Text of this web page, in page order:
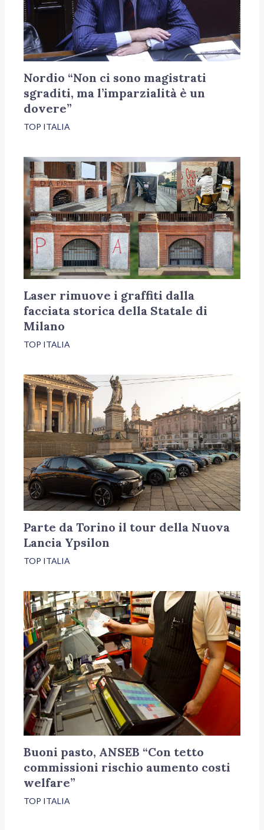
Nordio “Non ci sono magistrati
sgraditi, ma l’imparzialità è un
dovere”
TOP ITALIA
Laser rimuove i graffiti dalla
facciata storica della Statale di
Milano
TOP ITALIA
Parte da Torino il tour della Nuova
Lancia Ypsilon
TOP ITALIA
Buoni pasto, ANSEB “Con tetto
commissioni rischio aumento costi
welfare”
TOP ITALIA